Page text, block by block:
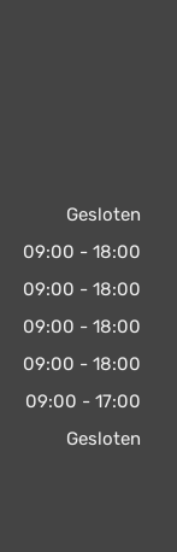
Gesloten
09:00 - 18:00
09:00 - 18:00
09:00 - 18:00
09:00 - 18:00
09:00 - 17:00
Gesloten